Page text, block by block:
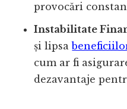
provocări
Instabilitate
și lipsa
cum ar fi
dezavantaje